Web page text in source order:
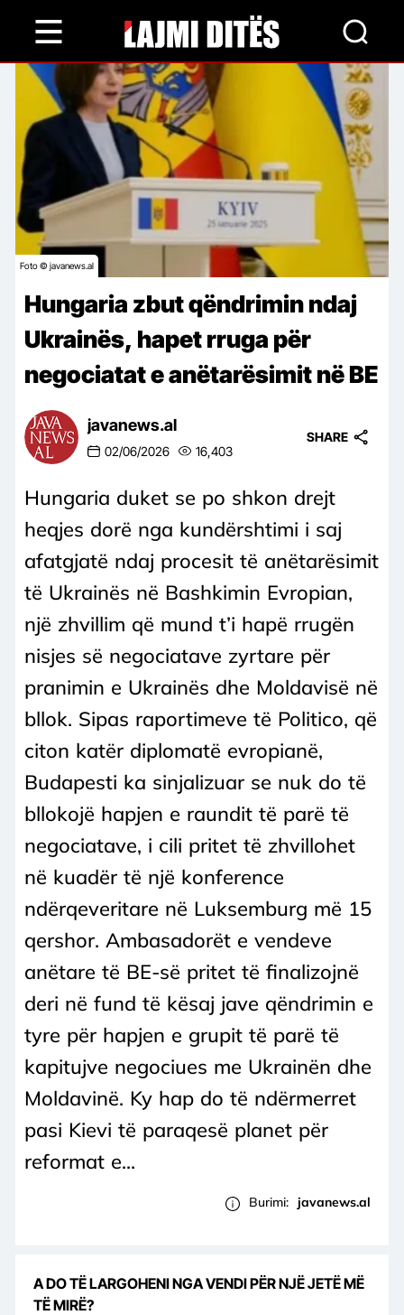
content
Foto © javanews.al
Hungaria zbut qëndrimin ndaj
Ukrainës, hapet rruga për
negociatat e anëtarësimit në BE
javanews.al
02/06/2026 16,403
SHARE
Hungaria duket se po shkon drejt
heqjes dorë nga kundërshtimi i saj
afatgjatë ndaj procesit të anëtarësimit
të Ukrainës në Bashkimin Evropian,
një zhvillim që mund t’i hapë rrugën
nisjes së negociatave zyrtare për
pranimin e Ukrainës dhe Moldavisë në
bllok. Sipas raportimeve të Politico, që
citon katër diplomatë evropianë,
Budapesti ka sinjalizuar se nuk do të
bllokojë hapjen e raundit të parë të
negociatave, i cili pritet të zhvillohet
në kuadër të një konference
ndërqeveritare në Luksemburg më 15
qershor. Ambasadorët e vendeve
anëtare të BE-së pritet të finalizojnë
deri në fund të kësaj jave qëndrimin e
tyre për hapjen e grupit të parë të
kapitujve negociues me Ukrainën dhe
Moldavinë. Ky hap do të ndërmerret
pasi Kievi të paraqesë planet për
reformat e...
Burimi: javanews.al
A DO TË LARGOHENI NGA VENDI PËR NJË JETË MË
TË MIRË?